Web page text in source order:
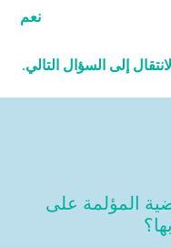
نعم
إلى السؤال التالي.
المؤلمة على